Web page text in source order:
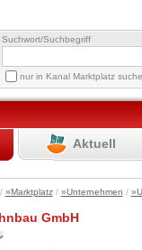
Suchwort/Suchbegriff
nur in Kanal Marktplatz
Aktuell
/ »Marktplatz/ »Unternehmen /
GmbH